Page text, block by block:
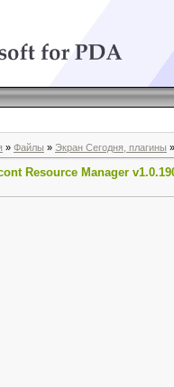
» Файлы » Экран Сегодня, плагины »
Resource Manager